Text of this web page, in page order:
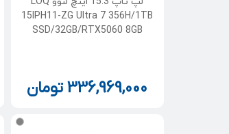
15IPH11-ZG Ultra 7 356H/1TB
SSD/32GB/RTX5060 8GB
336,969,000تومان